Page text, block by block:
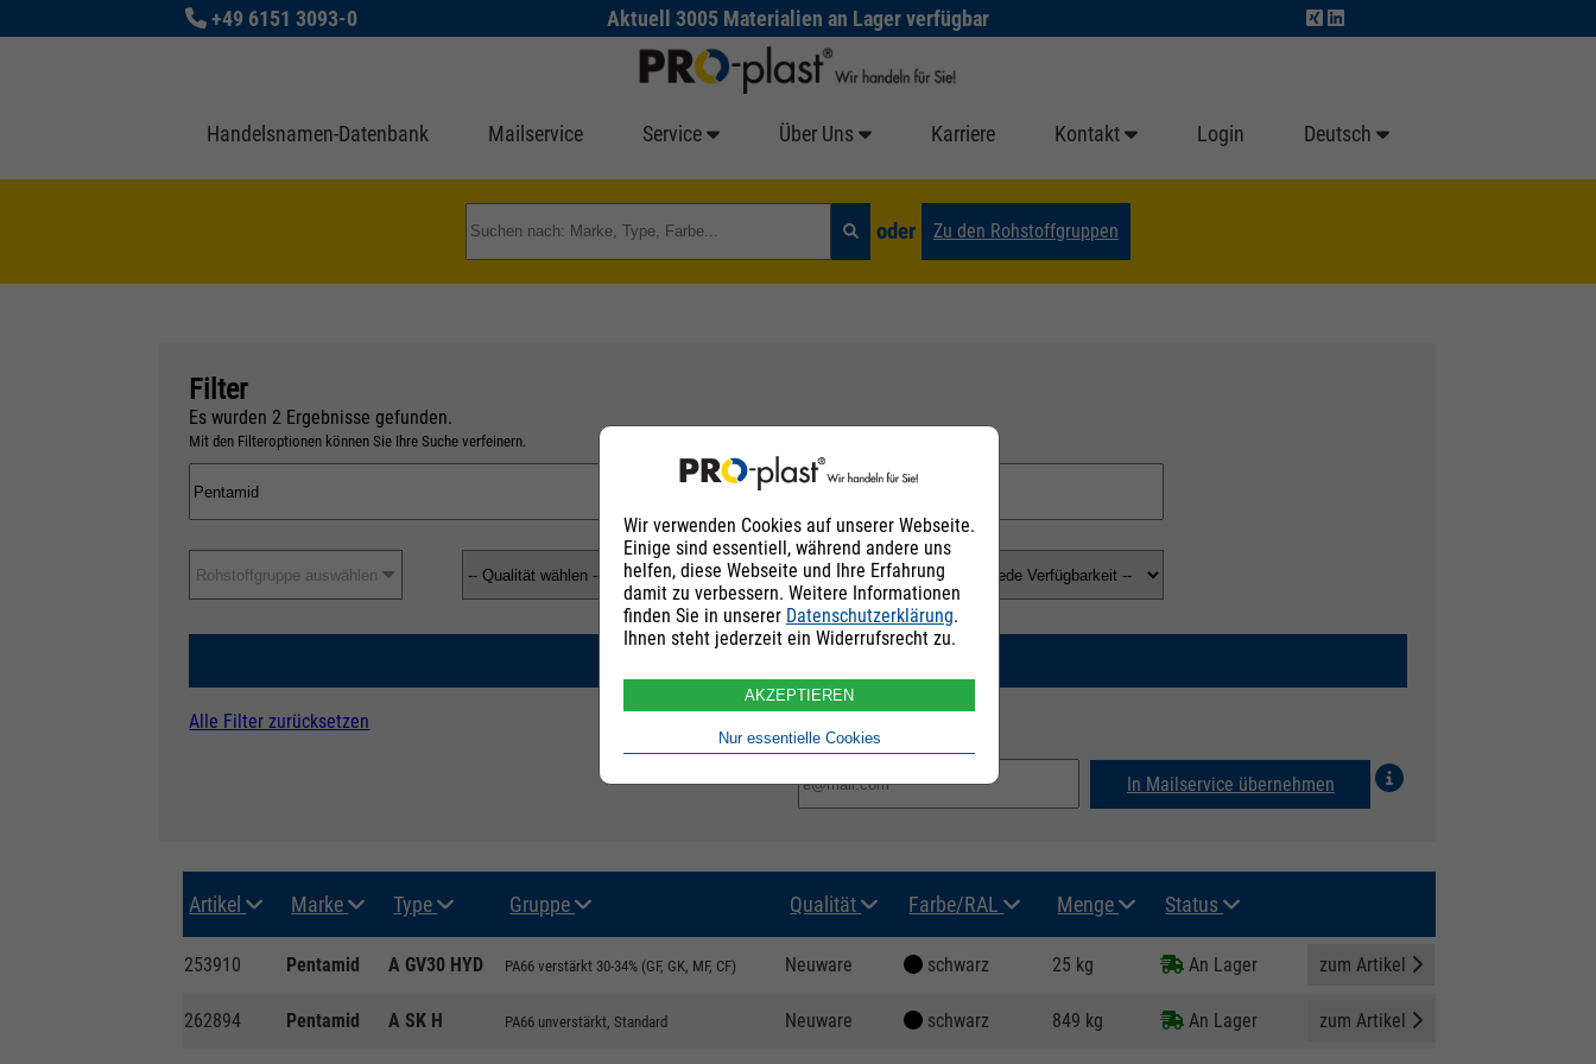
+49 6151 3093-0 Aktuell 3005 Materialien an Lager verfügbar
Handelsnamen-Datenbank Mailservice Service Über Uns Karriere Kontakt Login Deutsch
oder Zu den Rohstoffgruppen
Filter
Es wurden 2 Ergebnisse gefunden.
Mit den Filteroptionen können Sie Ihre Suche verfeinern.
Rohstoffgruppe auswählen
Alle Filter zurücksetzen
E-Mail Adresse:
In Mailservice übernehmen
Artikel Marke Type Gruppe Qualität Farbe/RAL Menge Status
253910 Pentamid A GV30 HYD PA66 verstärkt 30-34% (GF, GK, MF, CF) Neuware schwarz 25 kg An Lager zum Artikel
262894 Pentamid A SK H PA66 unverstärkt, Standard Neuware schwarz 849 kg An Lager zum Artikel
Wir verwenden Cookies auf unserer Webseite.
Einige sind essentiell, während andere uns
helfen, diese Webseite und Ihre Erfahrung
damit zu verbessern. Weitere Informationen
finden Sie in unserer Datenschutzerklärung.
Ihnen steht jederzeit ein Widerrufsrecht zu.
AKZEPTIEREN
Nur essentielle Cookies